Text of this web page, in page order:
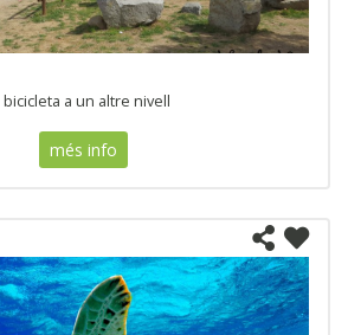
a un altre nivell
més info